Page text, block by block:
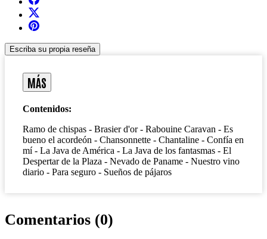
Escriba su propia reseña
MÁS
Contenidos:
Ramo de chispas - Brasier d'or - Rabouine Caravan - Es
bueno el acordeón - Chansonnette - Chantaline - Confía en
mí - La Java de América - La Java de los fantasmas - El
Despertar de la Plaza - Nevado de Paname - Nuestro vino
diario - Para seguro - Sueños de pájaros
Comentarios (0)